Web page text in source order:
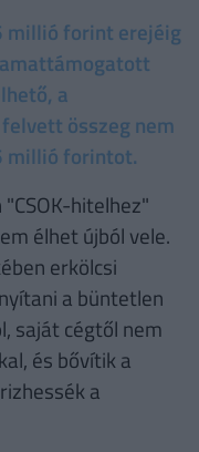
millió forint erejéig
a
összeg nem
millió forintot.
hitelhez"
élhet újból vele.
erkölcsi
a büntetlen
saját cégtől nem
és bővítik a
a